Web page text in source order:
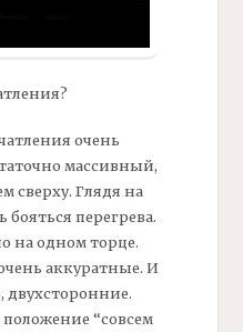
очень
массивный,
сверху. Глядя на
перегрева.
на одном торце.
аккуратные. И
двухсторонние.
“совсем